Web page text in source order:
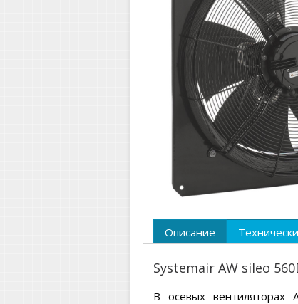
Описание
Systemair AW sileo
В осевых вентиляторах